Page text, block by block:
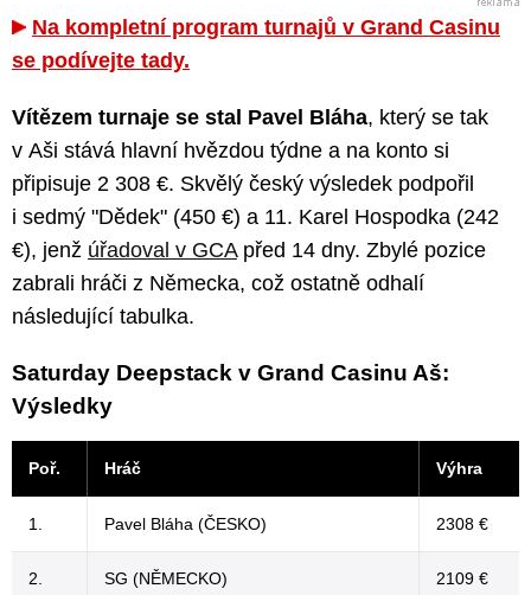
Na kompletní program turnajů v Grand Casinu
se podívejte tady.
Vítězem turnaje se stal Pavel Bláha, který se tak
v Aši stává hlavní hvězdou týdne a na konto si
připisuje 2 308 €. Skvělý český výsledek podpořil
i sedmý "Dědek" (450 €) a 11. Karel Hospodka (242
€), jenž úřadoval v GCApřed 14 dny. Zbylé pozice
zabrali hráči z Německa, což ostatně odhalí
následující tabulka.
Saturday Deepstack v Grand Casinu Aš:
Výsledky
Poř. Hráč Výhra
1. Pavel Bláha (ČESKO) 2308 €
2. SG (NĚMECKO) 2109 €